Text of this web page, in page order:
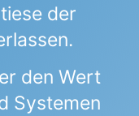
der
den Wert
Systemen